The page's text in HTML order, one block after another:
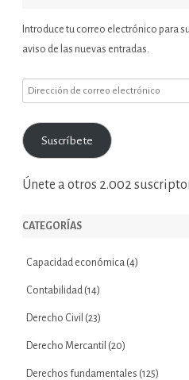
Introduce tu correo electrónico para
aviso de las nuevas entradas.
Dirección
correo
electrónico
Suscríbete
Únete a otros 2.002
CATEGORÍAS
Capacidad económica (4)
Contabilidad (14)
Derecho Civil (23)
Derecho Mercantil (20)
Derechos fundamentales (125)